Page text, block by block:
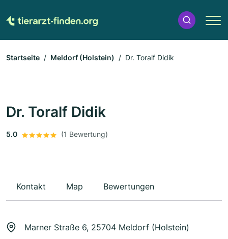
Startseite Meldorf (Holstein) Dr. Toralf Didik
Dr. Toralf Didik
5.0 (1 Bewertung)
Kontakt Map Bewertungen
Marner Straße 6, 25704 Meldorf (Holstein)